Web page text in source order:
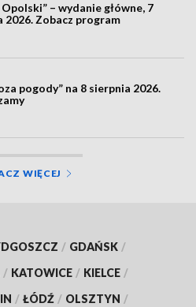
– wydanie główne, 7
2026. Zobacz program
pogody” na 8 sierpnia 2026.
WIĘCEJ
/ GDAŃSK /
/ KATOWICE / KIELCE /
/ ŁÓDŹ / OLSZTYN /